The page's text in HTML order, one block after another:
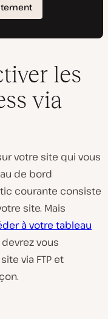
les
via
votre site qui vous
de bord
courante consiste
site. Mais
à votre tableau
vous
via FTP et